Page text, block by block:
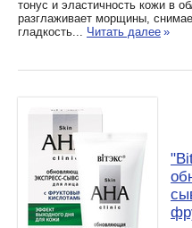
тонус и эластичность кожи в
разглаживает морщины,
гладкость... Читать далее »